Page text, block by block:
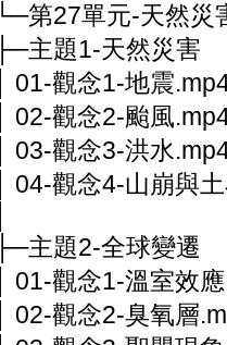
└─第27單元-天然災
├─主題1-天然災害
│ 01-觀念1-地震
│ 02-觀念2-颱風
│ 03-觀念3-洪水
│ 04-觀念4-山崩與
├─主題2-全球變遷
│ 01-觀念1-溫室效
│ 02-觀念2-臭氧層